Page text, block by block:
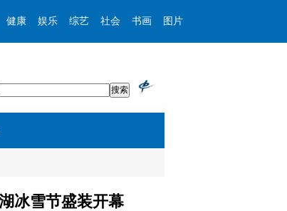
健康 娱乐 综艺 社会 书画 图片
冰雪节盛装开幕